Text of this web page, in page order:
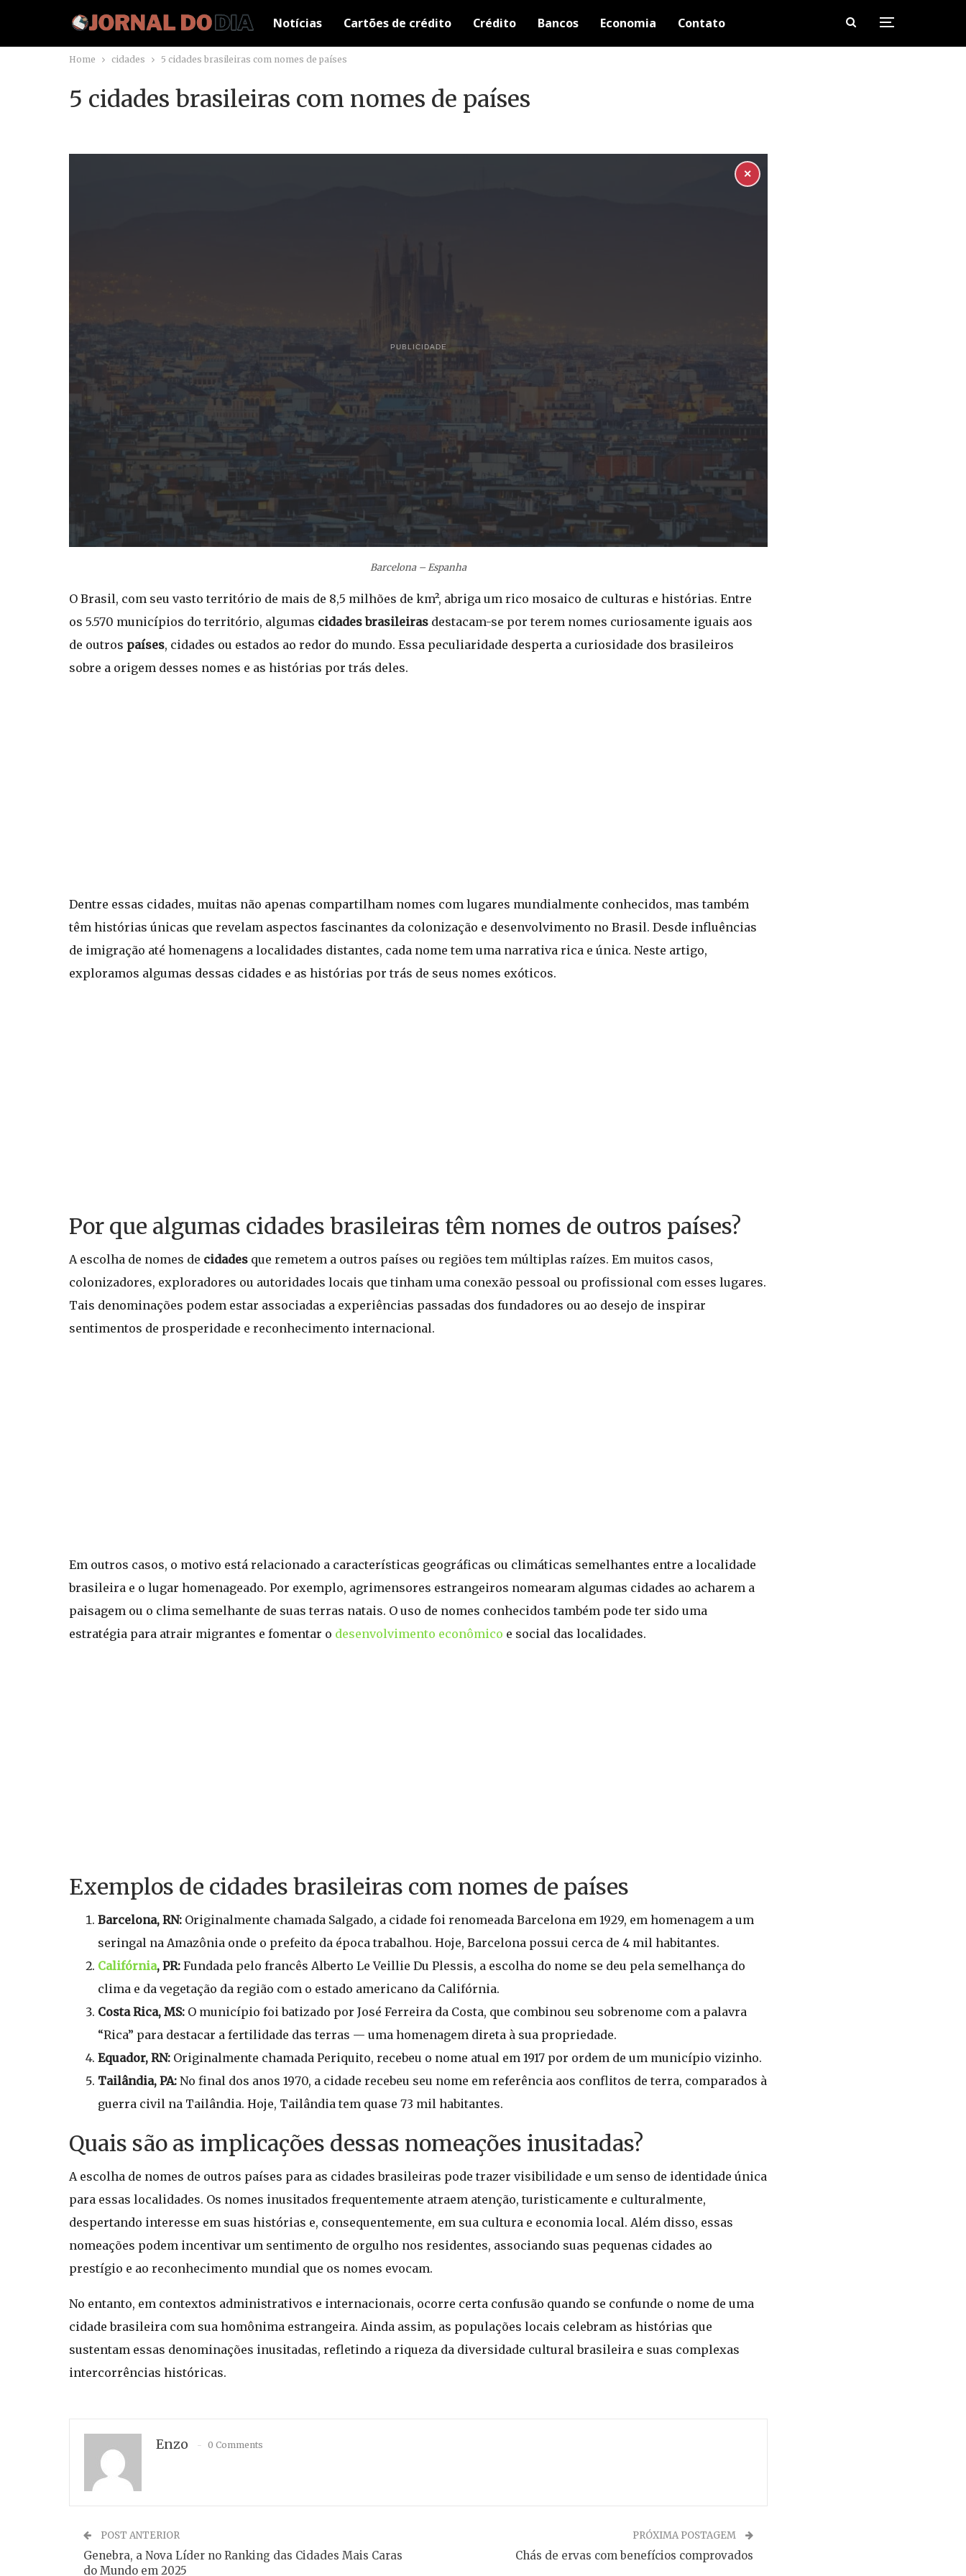
Notícias Cartões de crédito Crédito Bancos Economia Contato
Home cidades 5 cidades brasileiras com nomes de países
5 cidades brasileiras com nomes de países
PUBLICIDADE
✕
Barcelona – Espanha
O Brasil, com seu vasto território de mais de 8,5 milhões de km², abriga um rico mosaico de culturas e histórias. Entre
os 5.570 municípios do território, algumas cidades brasileiras destacam-se por terem nomes curiosamente iguais aos
de outros países, cidades ou estados ao redor do mundo. Essa peculiaridade desperta a curiosidade dos brasileiros
sobre a origem desses nomes e as histórias por trás deles.
Dentre essas cidades, muitas não apenas compartilham nomes com lugares mundialmente conhecidos, mas também
têm histórias únicas que revelam aspectos fascinantes da colonização e desenvolvimento no Brasil. Desde influências
de imigração até homenagens a localidades distantes, cada nome tem uma narrativa rica e única. Neste artigo,
exploramos algumas dessas cidades e as histórias por trás de seus nomes exóticos.
Por que algumas cidades brasileiras têm nomes de outros países?
A escolha de nomes de cidades que remetem a outros países ou regiões tem múltiplas raízes. Em muitos casos,
colonizadores, exploradores ou autoridades locais que tinham uma conexão pessoal ou profissional com esses lugares.
Tais denominações podem estar associadas a experiências passadas dos fundadores ou ao desejo de inspirar
sentimentos de prosperidade e reconhecimento internacional.
Em outros casos, o motivo está relacionado a características geográficas ou climáticas semelhantes entre a localidade
brasileira e o lugar homenageado. Por exemplo, agrimensores estrangeiros nomearam algumas cidades ao acharem a
paisagem ou o clima semelhante de suas terras natais. O uso de nomes conhecidos também pode ter sido uma
estratégia para atrair migrantes e fomentar o desenvolvimento econômico e social das localidades.
Exemplos de cidades brasileiras com nomes de países
Barcelona, RN: Originalmente chamada Salgado, a cidade foi renomeada Barcelona em 1929, em homenagem a um
seringal na Amazônia onde o prefeito da época trabalhou. Hoje, Barcelona possui cerca de 4 mil habitantes.
Califórnia, PR: Fundada pelo francês Alberto Le Veillie Du Plessis, a escolha do nome se deu pela semelhança do
clima e da vegetação da região com o estado americano da Califórnia.
Costa Rica, MS: O município foi batizado por José Ferreira da Costa, que combinou seu sobrenome com a palavra
“Rica” para destacar a fertilidade das terras — uma homenagem direta à sua propriedade.
Equador, RN: Originalmente chamada Periquito, recebeu o nome atual em 1917 por ordem de um município vizinho.
Tailândia, PA: No final dos anos 1970, a cidade recebeu seu nome em referência aos conflitos de terra, comparados à
guerra civil na Tailândia. Hoje, Tailândia tem quase 73 mil habitantes.
Quais são as implicações dessas nomeações inusitadas?
A escolha de nomes de outros países para as cidades brasileiras pode trazer visibilidade e um senso de identidade única
para essas localidades. Os nomes inusitados frequentemente atraem atenção, turisticamente e culturalmente,
despertando interesse em suas histórias e, consequentemente, em sua cultura e economia local. Além disso, essas
nomeações podem incentivar um sentimento de orgulho nos residentes, associando suas pequenas cidades ao
prestígio e ao reconhecimento mundial que os nomes evocam.
No entanto, em contextos administrativos e internacionais, ocorre certa confusão quando se confunde o nome de uma
cidade brasileira com sua homônima estrangeira. Ainda assim, as populações locais celebram as histórias que
sustentam essas denominações inusitadas, refletindo a riqueza da diversidade cultural brasileira e suas complexas
intercorrências históricas.
Enzo 0 Comments
POST ANTERIOR
Genebra, a Nova Líder no Ranking das Cidades Mais Caras
do Mundo em 2025
PRÓXIMA POSTAGEM
Chás de ervas com benefícios comprovados